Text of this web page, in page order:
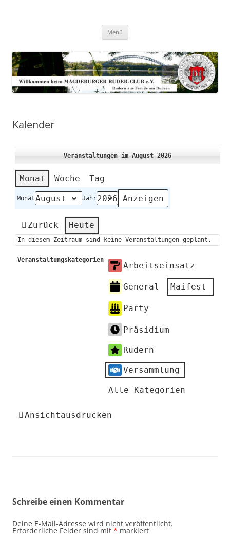
Menü
Kalender
Veranstaltungen im August 2026
Monat Woche Tag
Monat Jahr
Zurück Heute
In diesem Zeitraum sind keine Veranstaltungen geplant.
Veranstaltungskategorien
Arbeitseinsatz
General Maifest
Party
Präsidium
Rudern
Versammlung
Alle Kategorien
Ansichtausdrucken
Schreibe einen Kommentar
Deine E-Mail-Adresse wird nicht veröffentlicht.
Erforderliche Felder sind mit * markiert